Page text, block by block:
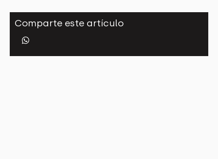
Comparte este artículo